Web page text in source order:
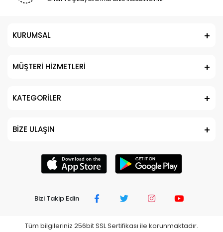
KURUMSAL
MÜŞTERİ HİZMETLERİ
KATEGORİLER
BİZE ULAŞIN
Bizi Takip Edin
Tüm bilgileriniz 256bit SSL Sertifikası ile korunmaktadır.